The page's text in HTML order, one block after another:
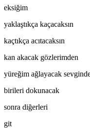
eksiğim
yaklaştıkça kaçacaksın
kaçtıkça acıtacaksın
kan akacak gözlerimden
yüreğim ağlayacak
birileri dokunacak
sonra diğerleri
git